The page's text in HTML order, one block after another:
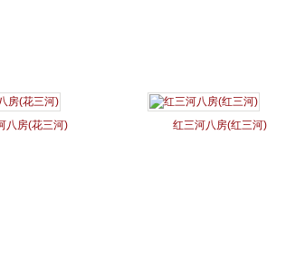
八房(花三河) 红三河八房(红三河)